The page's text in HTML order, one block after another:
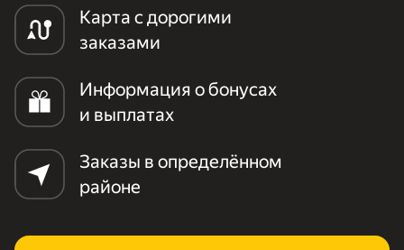
Карта с дорогими
заказами
Информация о бонусах
и выплатах
Заказы в определённом
районе